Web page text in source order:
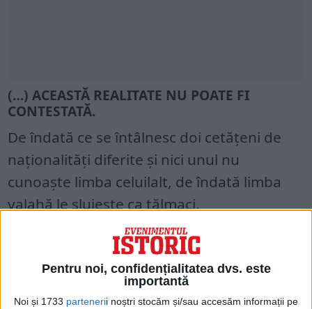
Pentru noi, confidențialitatea dvs. este
importantă
Noi și 1733 partenerii noștri stocăm și/sau accesăm informații pe
(…) ACEASTĂ REALITATE NU POATE FI
CONTESTATĂ.
De îndată ce se întâlnesc doi cetățeni de
naționalități diferite și nici unul nu
cunoaște limba celuilalt, de îndată limba
valahă le slujește ca tălmaci.
Când faci o călătorie, când te duci la
iarmaroc, limba valahă o cunoaște oricine.
Înainte de a face încercarea dacă cineva